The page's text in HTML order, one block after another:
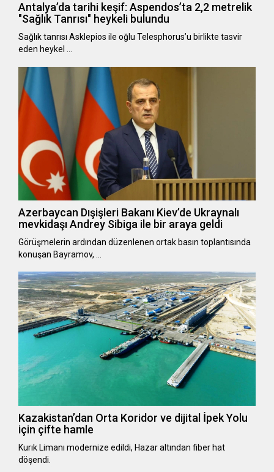
Antalya’da tarihi keşif: Aspendos’ta 2,2 metrelik
"Sağlık Tanrısı" heykeli bulundu
Sağlık tanrısı Asklepios ile oğlu Telesphorus’u birlikte tasvir
eden heykel …
Azerbaycan Dışişleri Bakanı Kiev’de Ukraynalı
mevkidaşı Andrey Sibiga ile bir araya geldi
Görüşmelerin ardından düzenlenen ortak basın toplantısında
konuşan Bayramov, …
Kazakistan’dan Orta Koridor ve dijital İpek Yolu
için çifte hamle
Kurık Limanı modernize edildi, Hazar altından fiber hat
döşendi.